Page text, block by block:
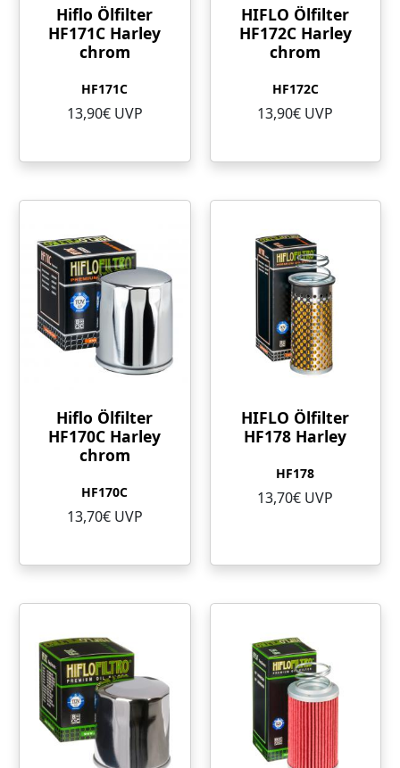
Hiflo Ölfilter
HF171C Harley
chrom
HF171C
13,90€ UVP
HIFLO Ölfilter
HF172C Harley
chrom
HF172C
13,90€ UVP
Hiflo Ölfilter
HF170C Harley
chrom
HF170C
13,70€ UVP
HIFLO Ölfilter
HF178 Harley
HF178
13,70€ UVP